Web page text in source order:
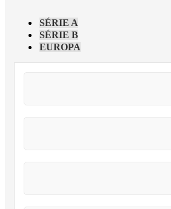
SÉRIE A
SÉRIE B
EUROPA